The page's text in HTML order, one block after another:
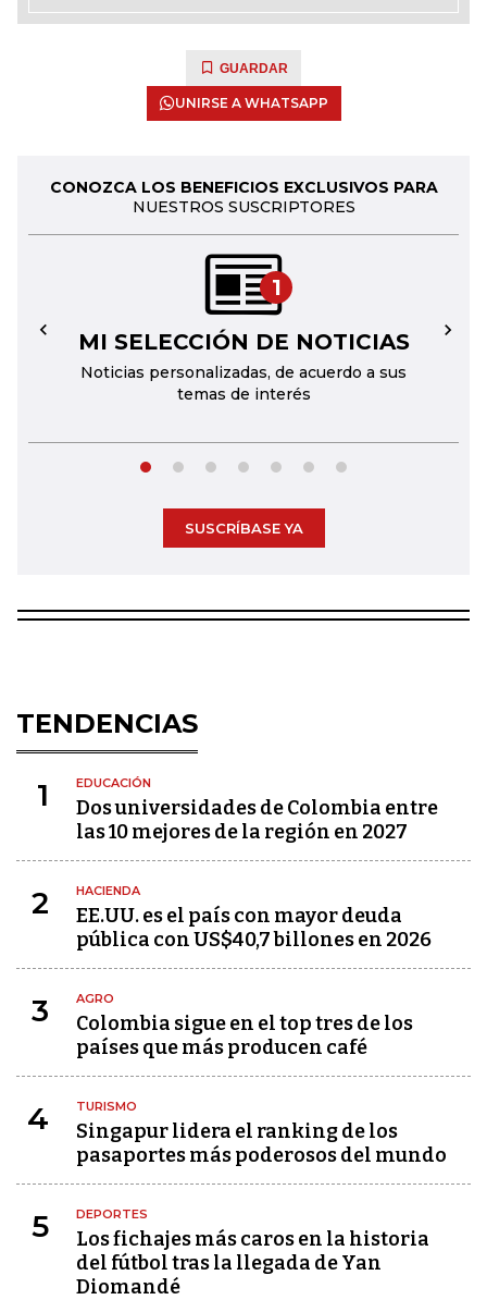
GUARDAR
UNIRSE A WHATSAPP
CONOZCA LOS BENEFICIOS EXCLUSIVOS PARA
NUESTROS SUSCRIPTORES
1
MI SELECCIÓN DE NOTICIAS
Noticias personalizadas, de acuerdo a sus
temas de interés
← →
SUSCRÍBASE YA
TENDENCIAS
1 EDUCACIÓN
Dos universidades de Colombia entre
las 10 mejores de la región en 2027
2 HACIENDA
EE.UU. es el país con mayor deuda
pública con US$40,7 billones en 2026
3 AGRO
Colombia sigue en el top tres de los
países que más producen café
4 TURISMO
Singapur lidera el ranking de los
pasaportes más poderosos del mundo
5 DEPORTES
Los fichajes más caros en la historia
del fútbol tras la llegada de Yan
Diomandé